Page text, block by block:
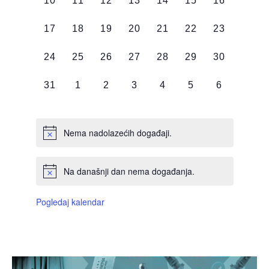
0
17
0
18
0
19
0
20
0
21
0
22
0
23
0
24
0
25
0
26
0
27
0
28
0
29
0
30
0
31
0
1
0
2
0
3
0
4
0
5
0
6
Nema nadolazećih događaji.
Na današnji dan nema događanja.
Pogledaj kalendar